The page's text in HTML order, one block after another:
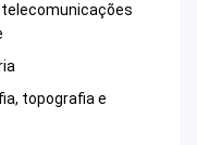
topografia e